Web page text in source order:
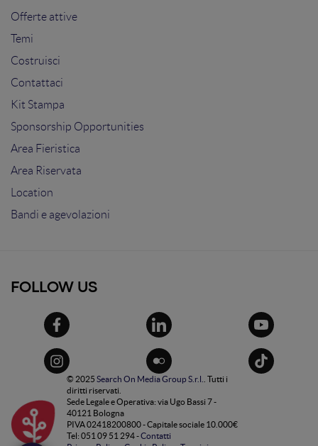
Offerte attive
Temi
Costruisci
Contattaci
Kit Stampa
Sponsorship Opportunities
Area Fieristica
Area Riservata
Location
Bandi e agevolazioni
FOLLOW US
© 2025 Search On Media Group S.r.l.
. Tutti i
diritti riservati.
Sede Legale e Operativa: via Ugo Bassi 7 -
40121 Bologna
PIVA 02418200800 - Capitale sociale 10.000€
Tel: 051 09 51 294 -Contatti